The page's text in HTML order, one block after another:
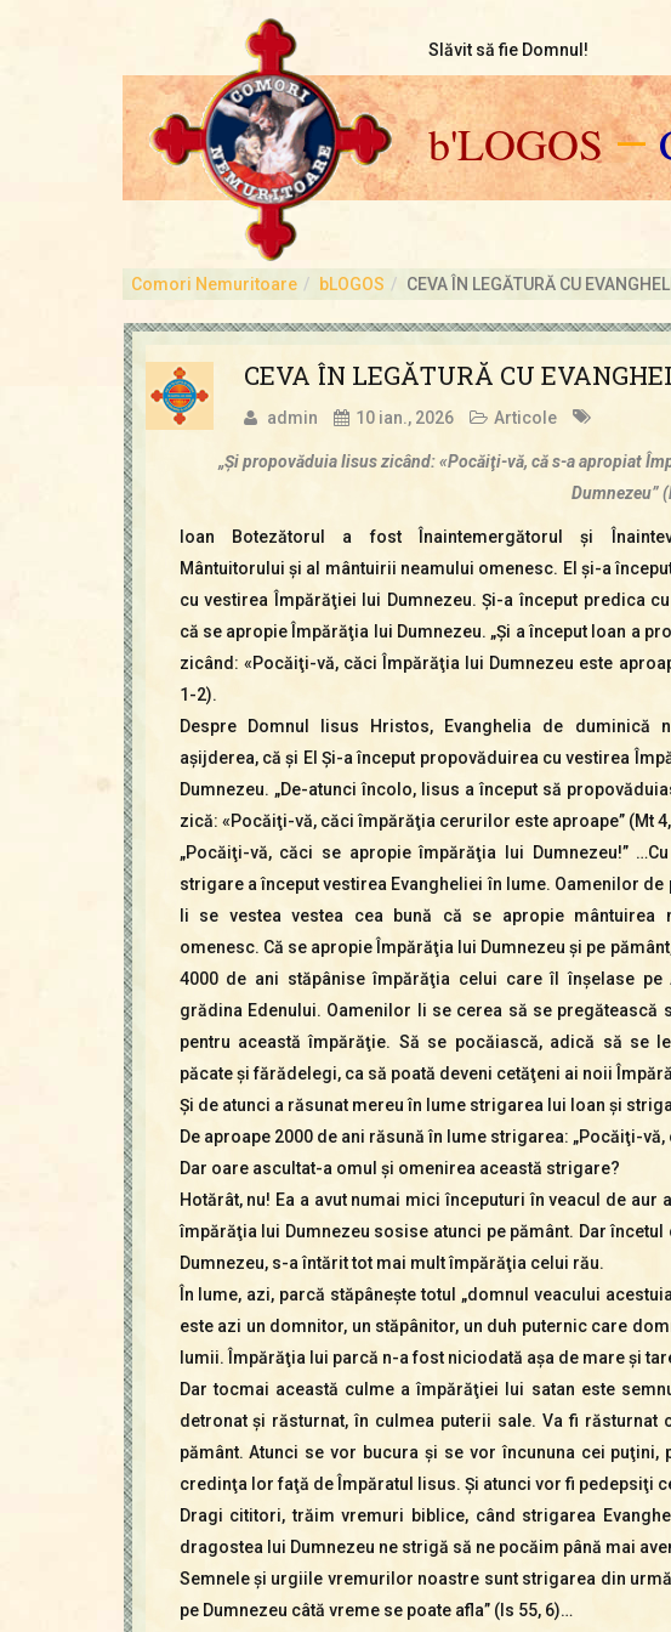
Slăvit să fie Domnul!
b'LOGOS—
Comori Nemuritoare bLOGOS CEVA ÎN LEGĂTURĂ CU
CEVA ÎN LEGĂTURĂ CU
admin 10 ian., 2026 Articole
„Şi propovăduia Iisus zicând: «Pocăiţi-vă, că s-a apropiat
Dumnezeu”
Ioan Botezătorul a fost Înaintemergătorul şi
Mântuitorului şi al mântuirii neamului omenesc. El şi-a
cu vestirea Împărăţiei lui Dumnezeu. Şi-a început predica
că se apropie Împărăţia lui Dumnezeu. „Şi a început Ioan a
zicând: «Pocăiţi-vă, căci Împărăţia lui Dumnezeu este
1-2).
Despre Domnul Iisus Hristos, Evanghelia de duminică
aşijderea, că şi El Şi-a început propovăduirea cu vestirea
Dumnezeu. „De-atunci încolo, Iisus a început să
zică: «Pocăiţi-vă, căci împărăţia cerurilor este aproape” (Mt
„Pocăiţi-vă, căci se apropie împărăţia lui Dumnezeu!”
strigare a început vestirea Evangheliei în lume. Oamenilor de
li se vestea vestea cea bună că se apropie mântuirea
omenesc. Că se apropie Împărăţia lui Dumnezeu şi pe
4000 de ani stăpânise împărăţia celui care îl înşelase pe
grădina Edenului. Oamenilor li se cerea să se pregătească
pentru această împărăţie. Să se pocăiască, adică să se
păcate şi fărădelegi, ca să poată deveni cetăţeni ai noii
Şi de atunci a răsunat mereu în lume strigarea lui Ioan şi
De aproape 2000 de ani răsună în lume strigarea: „Pocăiţi-
Dar oare ascultat-a omul şi omenirea această strigare?
Hotărât, nu! Ea a avut numai mici începuturi în veacul de
împărăţia lui Dumnezeu sosise atunci pe pământ. Dar
Dumnezeu, s-a întărit tot mai mult împărăţia celui rău.
În lume, azi, parcă stăpâneşte totul „domnul veacului
este azi un domnitor, un stăpânitor, un duh puternic care
lumii. Împărăţia lui parcă n-a fost niciodată aşa de mare şi
Dar tocmai această culme a împărăţiei lui satan este
detronat şi răsturnat, în culmea puterii sale. Va fi
pământ. Atunci se vor bucura şi se vor încununa cei
credinţa lor faţă de Împăratul Iisus. Şi atunci vor fi pedepsiţi
Dragi cititori, trăim vremuri biblice, când strigarea
dragostea lui Dumnezeu ne strigă să ne pocăim până mai
Semnele şi urgiile vremurilor noastre sunt strigarea din
pe Dumnezeu câtă vreme se poate afla” (Is 55, 6)…